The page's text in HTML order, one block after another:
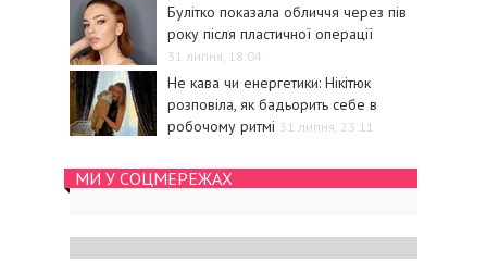
Булітко показала обличчя через пів
року після пластичної операції
31 липня, 18:04
Не кава чи енергетики: Нікітюк
розповіла, як бадьорить себе в
робочому ритмі 31 липня, 23:11
МИ У СОЦМЕРЕЖАХ